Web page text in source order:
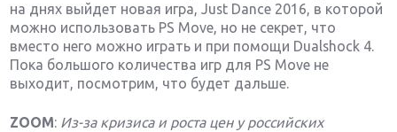
на днях выйдет новая игра, Just Dance 2016, в которой
можно использовать PS Move, но не секрет, что
вместо него можно играть и при помощи Dualshock 4.
Пока большого количества игр для PS Move не
выходит, посмотрим, что будет дальше.
ZOOM: Из-за кризиса и роста цен у российских